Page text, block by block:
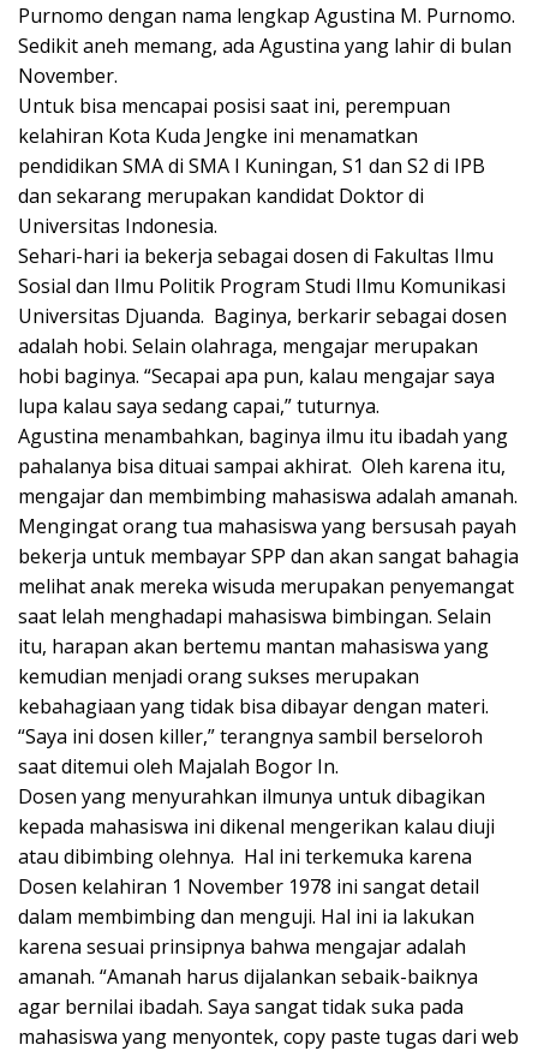
Purnomo dengan nama lengkap Agustina M. Purnomo.
Sedikit aneh memang, ada Agustina yang lahir di bulan
November.
Untuk bisa mencapai posisi saat ini, perempuan
kelahiran Kota Kuda Jengke ini menamatkan
pendidikan SMA di SMA I Kuningan, S1 dan S2 di IPB
dan sekarang merupakan kandidat Doktor di
Universitas Indonesia.
Sehari-hari ia bekerja sebagai dosen di Fakultas Ilmu
Sosial dan Ilmu Politik Program Studi Ilmu Komunikasi
Universitas Djuanda. Baginya, berkarir sebagai dosen
adalah hobi. Selain olahraga, mengajar merupakan
hobi baginya. “Secapai apa pun, kalau mengajar saya
lupa kalau saya sedang capai,” tuturnya.
Agustina menambahkan, baginya ilmu itu ibadah yang
pahalanya bisa dituai sampai akhirat. Oleh karena itu,
mengajar dan membimbing mahasiswa adalah amanah.
Mengingat orang tua mahasiswa yang bersusah payah
bekerja untuk membayar SPP dan akan sangat bahagia
melihat anak mereka wisuda merupakan penyemangat
saat lelah menghadapi mahasiswa bimbingan. Selain
itu, harapan akan bertemu mantan mahasiswa yang
kemudian menjadi orang sukses merupakan
kebahagiaan yang tidak bisa dibayar dengan materi.
“Saya ini dosen killer,” terangnya sambil berseloroh
saat ditemui oleh Majalah Bogor In.
Dosen yang menyurahkan ilmunya untuk dibagikan
kepada mahasiswa ini dikenal mengerikan kalau diuji
atau dibimbing olehnya. Hal ini terkemuka karena
Dosen kelahiran 1 November 1978 ini sangat detail
dalam membimbing dan menguji. Hal ini ia lakukan
karena sesuai prinsipnya bahwa mengajar adalah
amanah. “Amanah harus dijalankan sebaik-baiknya
agar bernilai ibadah. Saya sangat tidak suka pada
mahasiswa yang menyontek, copy paste tugas dari web